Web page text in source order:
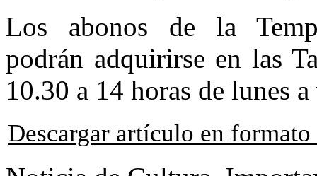
Los abonos de la
podrán adquirirse en las
10.30 a 14 horas de lunes
Descargar artículo en formato